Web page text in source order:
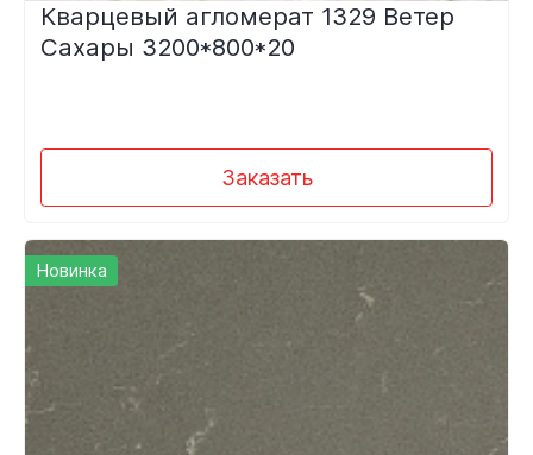
Кварцевый агломерат 1329 Ветер
Сахары 3200*800*20
Заказать
Новинка